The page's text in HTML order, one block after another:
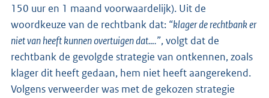
150 uur en 1 maand voorwaardelijk). Uit de
woordkeuze van de rechtbank dat: “klager de rechtbank er
niet van heeft kunnen overtuigen dat….”, volgt dat de
rechtbank de gevolgde strategie van ontkennen, zoals
klager dit heeft gedaan, hem niet heeft aangerekend.
Volgens verweerder was met de gekozen strategie